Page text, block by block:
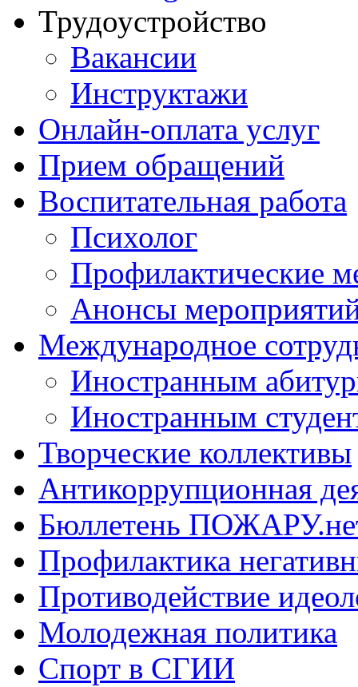
Трудоустройство
Вакансии
Инструктажи
Онлайн-оплата услуг
Прием обращений
Воспитательная работа
Психолог
Профилактические
Анонсы
Международное
Иностранным
Иностранным
Творческие коллективы
Антикоррупционная
Бюллетень
Профилактика
Противодействие
Молодежная политика
Спорт в СГИИ